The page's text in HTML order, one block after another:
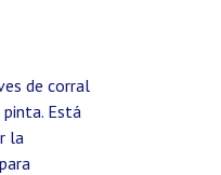
de corral
Está
la